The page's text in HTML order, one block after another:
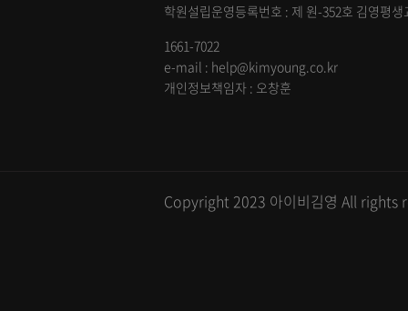
학원설립운영등록번호 : 제 원-352호 김영평
1661-7022
e-mail : help@kimyoung.co.kr
개인정보책임자 : 오창훈
Copyright 2023 아이비김영 All rights